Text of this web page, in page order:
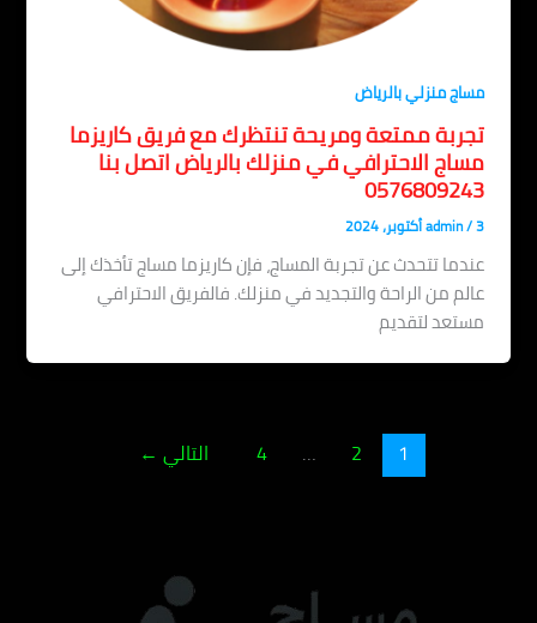
مساج منزلي بالرياض
تجربة ممتعة ومريحة تنتظرك مع فريق كاريزما
مساج الاحترافي في منزلك بالرياض اتصل بنا
0576809243
admin/3 أكتوبر، 2024
عندما تتحدث عن تجربة المساج، فإن كاريزما مساج تأخذك إلى
عالم من الراحة والتجديد في منزلك. فالفريق الاحترافي
مستعد لتقديم
1
2
…
4 التالي ←